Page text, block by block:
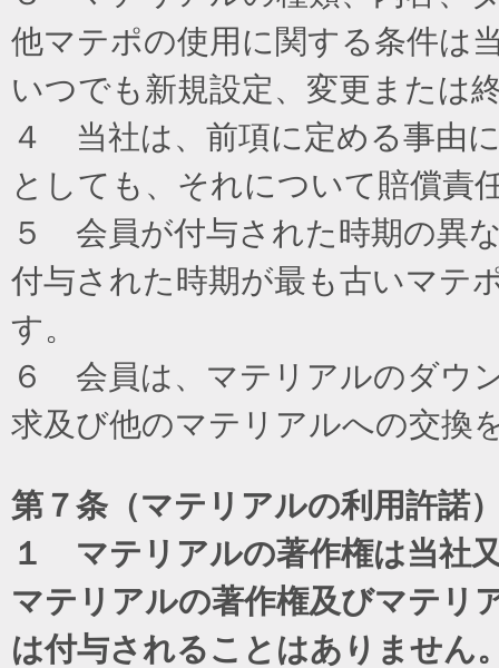
他マテポの使用に関する条件は
いつでも新規設定、変更または
４ 当社は、前項に定める事由
としても、それについて賠償責
５ 会員が付与された時期の異
付与された時期が最も古いマテ
す。
６ 会員は、マテリアルのダウ
求及び他のマテリアルへの交換
第７条（マテリアルの利用許諾
１ マテリアルの著作権は当社
マテリアルの著作権及びマテリ
は付与されることはありません